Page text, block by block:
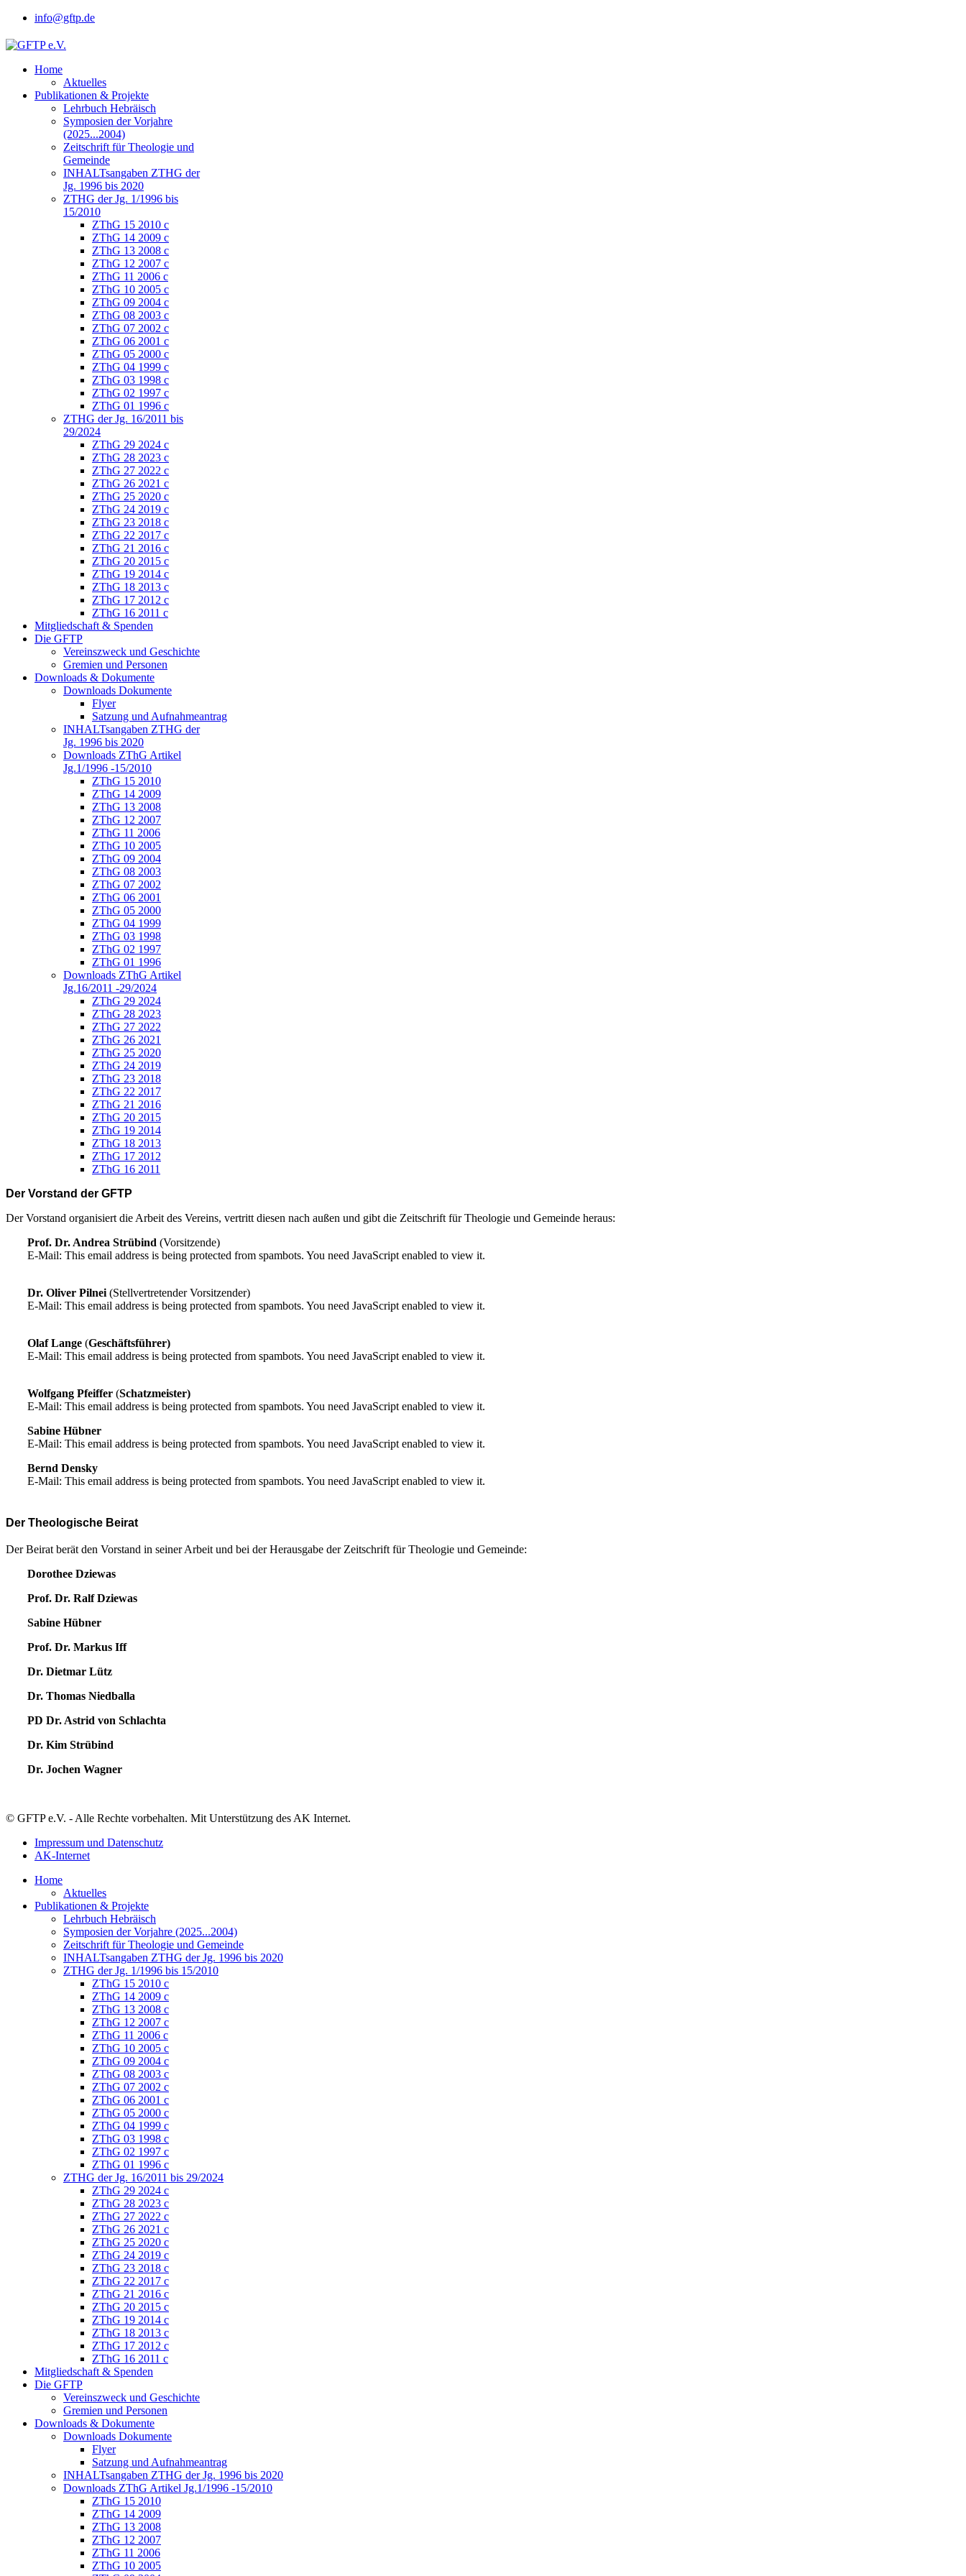
info@gftp.de
Home
Aktuelles
Publikationen & Projekte
Lehrbuch Hebräisch
Symposien der Vorjahre
(2025...2004)
Zeitschrift für Theologie und
Gemeinde
INHALTsangaben ZTHG der
Jg. 1996 bis 2020
ZTHG der Jg. 1/1996 bis
15/2010
ZThG 15 2010 c
ZThG 14 2009 c
ZThG 13 2008 c
ZThG 12 2007 c
ZThG 11 2006 c
ZThG 10 2005 c
ZThG 09 2004 c
ZThG 08 2003 c
ZThG 07 2002 c
ZThG 06 2001 c
ZThG 05 2000 c
ZThG 04 1999 c
ZThG 03 1998 c
ZThG 02 1997 c
ZThG 01 1996 c
ZTHG der Jg. 16/2011 bis
29/2024
ZThG 29 2024 c
ZThG 28 2023 c
ZThG 27 2022 c
ZThG 26 2021 c
ZThG 25 2020 c
ZThG 24 2019 c
ZThG 23 2018 c
ZThG 22 2017 c
ZThG 21 2016 c
ZThG 20 2015 c
ZThG 19 2014 c
ZThG 18 2013 c
ZThG 17 2012 c
ZThG 16 2011 c
Mitgliedschaft & Spenden
Die GFTP
Vereinszweck und Geschichte
Gremien und Personen
Downloads & Dokumente
Downloads Dokumente
Flyer
Satzung und Aufnahmeantrag
INHALTsangaben ZTHG der
Jg. 1996 bis 2020
Downloads ZThG Artikel
Jg.1/1996 -15/2010
ZThG 15 2010
ZThG 14 2009
ZThG 13 2008
ZThG 12 2007
ZThG 11 2006
ZThG 10 2005
ZThG 09 2004
ZThG 08 2003
ZThG 07 2002
ZThG 06 2001
ZThG 05 2000
ZThG 04 1999
ZThG 03 1998
ZThG 02 1997
ZThG 01 1996
Downloads ZThG Artikel
Jg.16/2011 -29/2024
ZThG 29 2024
ZThG 28 2023
ZThG 27 2022
ZThG 26 2021
ZThG 25 2020
ZThG 24 2019
ZThG 23 2018
ZThG 22 2017
ZThG 21 2016
ZThG 20 2015
ZThG 19 2014
ZThG 18 2013
ZThG 17 2012
ZThG 16 2011
Der Vorstand der GFTP
Der Vorstand organisiert die Arbeit des Vereins, vertritt diesen nach außen und gibt die Zeitschrift für Theologie und Gemeinde heraus:
Prof. Dr. Andrea Strübind (Vorsitzende)
E-Mail: This email address is being protected from spambots. You need JavaScript enabled to view it.
Dr. Oliver Pilnei (Stellvertretender Vorsitzender)
E-Mail: This email address is being protected from spambots. You need JavaScript enabled to view it.
Olaf Lange (Geschäftsführer)
E-Mail: This email address is being protected from spambots. You need JavaScript enabled to view it.
Wolfgang Pfeiffer (Schatzmeister)
E-Mail: This email address is being protected from spambots. You need JavaScript enabled to view it.
Sabine Hübner
E-Mail: This email address is being protected from spambots. You need JavaScript enabled to view it.
Bernd Densky
E-Mail: This email address is being protected from spambots. You need JavaScript enabled to view it.
Der Theologische Beirat
Der Beirat berät den Vorstand in seiner Arbeit und bei der Herausgabe der Zeitschrift für Theologie und Gemeinde:
Dorothee Dziewas
Prof. Dr. Ralf Dziewas
Sabine Hübner
Prof. Dr. Markus Iff
Dr. Dietmar Lütz
Dr. Thomas Niedballa
PD Dr. Astrid von Schlachta
Dr. Kim Strübind
Dr. Jochen Wagner
© GFTP e.V. - Alle Rechte vorbehalten. Mit Unterstützung des AK Internet.
Impressum und Datenschutz
AK-Internet
Home
Aktuelles
Publikationen & Projekte
Lehrbuch Hebräisch
Symposien der Vorjahre (2025...2004)
Zeitschrift für Theologie und Gemeinde
INHALTsangaben ZTHG der Jg. 1996 bis 2020
ZTHG der Jg. 1/1996 bis 15/2010
ZThG 15 2010 c
ZThG 14 2009 c
ZThG 13 2008 c
ZThG 12 2007 c
ZThG 11 2006 c
ZThG 10 2005 c
ZThG 09 2004 c
ZThG 08 2003 c
ZThG 07 2002 c
ZThG 06 2001 c
ZThG 05 2000 c
ZThG 04 1999 c
ZThG 03 1998 c
ZThG 02 1997 c
ZThG 01 1996 c
ZTHG der Jg. 16/2011 bis 29/2024
ZThG 29 2024 c
ZThG 28 2023 c
ZThG 27 2022 c
ZThG 26 2021 c
ZThG 25 2020 c
ZThG 24 2019 c
ZThG 23 2018 c
ZThG 22 2017 c
ZThG 21 2016 c
ZThG 20 2015 c
ZThG 19 2014 c
ZThG 18 2013 c
ZThG 17 2012 c
ZThG 16 2011 c
Mitgliedschaft & Spenden
Die GFTP
Vereinszweck und Geschichte
Gremien und Personen
Downloads & Dokumente
Downloads Dokumente
Flyer
Satzung und Aufnahmeantrag
INHALTsangaben ZTHG der Jg. 1996 bis 2020
Downloads ZThG Artikel Jg.1/1996 -15/2010
ZThG 15 2010
ZThG 14 2009
ZThG 13 2008
ZThG 12 2007
ZThG 11 2006
ZThG 10 2005